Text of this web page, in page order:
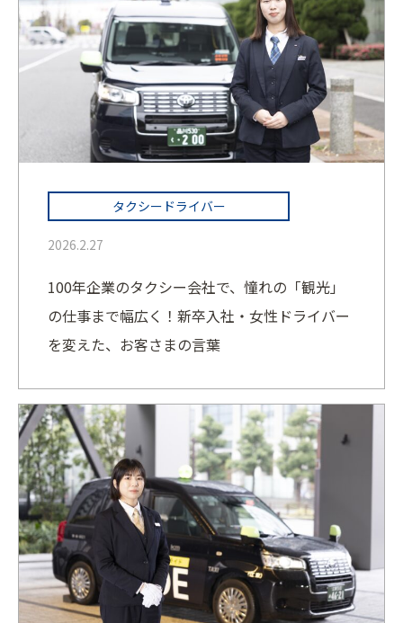
タクシードライバー
2026.2.27
100年企業のタクシー会社で、憧れの「観光」
の仕事まで幅広く！新卒入社・女性ドライバー
を変えた、お客さまの言葉